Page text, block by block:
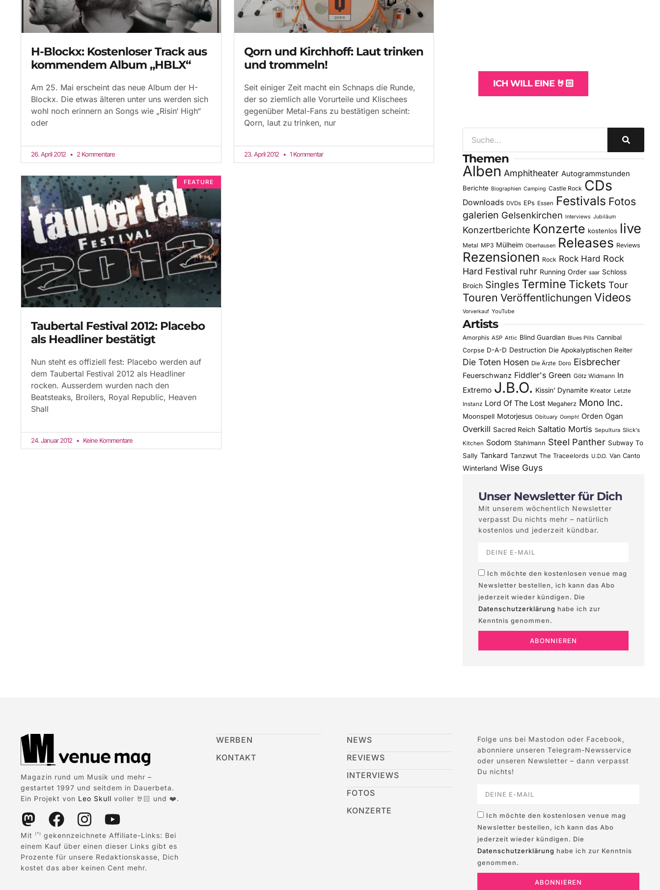
H-Blockx: Kostenloser Track aus
kommendem Album „HBLX“
Am 25. Mai erscheint das neue Album der H-
Blockx. Die etwas älteren unter uns werden sich
wohl noch erinnern an Songs wie „Risin‘ High“
oder
26. April 2012 2 Kommentare
Qorn und Kirchhoff: Laut trinken
und trommeln!
Seit einiger Zeit macht ein Schnaps die Runde,
der so ziemlich alle Vorurteile und Klischees
gegenüber Metal-Fans zu bestätigen scheint:
Qorn, laut zu trinken, nur
23. April 2012 1 Kommentar
FEATURE
Taubertal Festival 2012: Placebo
als Headliner bestätigt
Nun steht es offiziell fest: Placebo werden auf
dem Taubertal Festival 2012 als Headliner
rocken. Ausserdem wurden nach den
Beatsteaks, Broilers, Royal Republic, Heaven
Shall
24. Januar 2012 Keine Kommentare
ICH WILL EINE 🤘🏻
Themen
Alben Amphitheater Autogrammstunden
Berichte Biographien Camping Castle Rock CDs
Downloads DVDs EPs Essen Festivals Fotos
galerien Gelsenkirchen Interviews Jubiläum
Konzertberichte Konzerte kostenlos live
Metal MP3 Mülheim Oberhausen Releases Reviews
Rezensionen Rock Rock Hard Rock
Hard Festival ruhr Running Order saar Schloss
Broich Singles Termine Tickets Tour
Touren Veröffentlichungen Videos
Vorverkauf YouTube
Artists
Amorphis ASP Attic Blind Guardian Blues Pills Cannibal
Corpse D-A-D Destruction Die Apokalyptischen Reiter
Die Toten Hosen Die Ärzte Doro Eisbrecher
Feuerschwanz Fiddler's Green Götz Widmann In
Extremo J.B.O. Kissin' Dynamite Kreator Letzte
Instanz Lord Of The Lost Megaherz Mono Inc.
Moonspell Motorjesus Obituary Oomph! Orden Ogan
Overkill Sacred Reich Saltatio Mortis Sepultura Slick's
Kitchen Sodom Stahlmann Steel Panther Subway To
Sally Tankard Tanzwut The Traceelords U.D.O. Van Canto
Winterland Wise Guys
Unser Newsletter für Dich
Mit unserem wöchentlich Newsletter
verpasst Du nichts mehr – natürlich
kostenlos und jederzeit kündbar.
Ich möchte den kostenlosen venue mag
Newsletter bestellen, ich kann das Abo
jederzeit wieder kündigen. Die
Datenschutzerklärung habe ich zur
Kenntnis genommen.
ABONNIEREN
Magazin rund um Musik und mehr –
gestartet 1997 und seitdem in Dauerbeta.
Ein Projekt von Leo Skull voller 🤘🏻 und ❤️.
Mit (*)
gekennzeichnete Affiliate-Links: Bei
einem Kauf über einen dieser Links gibt es
Prozente für unsere Redaktionskasse, Dich
kostet das aber keinen Cent mehr.
WERBEN
KONTAKT
NEWS
REVIEWS
INTERVIEWS
FOTOS
KONZERTE
Folge uns bei Mastodon oder Facebook,
abonniere unseren Telegram-Newsservice
oder unseren Newsletter – dann verpasst
Du nichts!
Ich möchte den kostenlosen venue mag
Newsletter bestellen, ich kann das Abo
jederzeit wieder kündigen. Die
Datenschutzerklärung habe ich zur Kenntnis
genommen.
ABONNIEREN